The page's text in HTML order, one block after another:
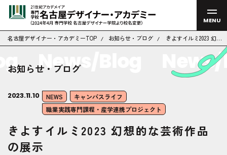
MENU
名古屋デザイナー・アカデミーTOP お知らせ・ブログ
きよすイルミ2023 幻想
的な芸術作品の展示
News/Blog News/
お知らせ・ブログ
2023.11.10 NEWS
キャンパスライフ
職業実践専門課程・産学連携プロジェクト
きよすイルミ2023 幻想的な芸術作品
の展示